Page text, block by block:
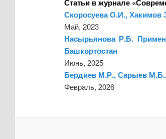
Статьи в журнале
Скоросуева О.И., Хакимов
Май, 2023
Насырьянова Р.Б.
Башкортостан
Июнь, 2025
Бердиев М.Р., Сарыев
Февраль, 2026